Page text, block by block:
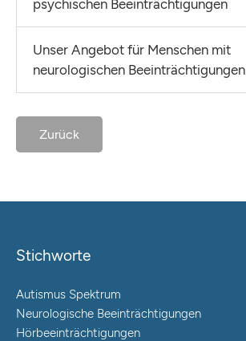
psychischen Beeinträchtigungen
Unser Angebot für Menschen mit
neurologischen Beeinträchtigungen
Zurück
Stichworte
Autismus Spektrum
Neurologische Beeinträchtigungen
Hörbeeinträchtigungen